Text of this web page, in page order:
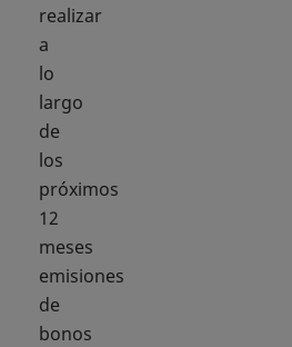
realizar
a
lo
largo
de
los
próximos
12
meses
emisiones
de
bonos